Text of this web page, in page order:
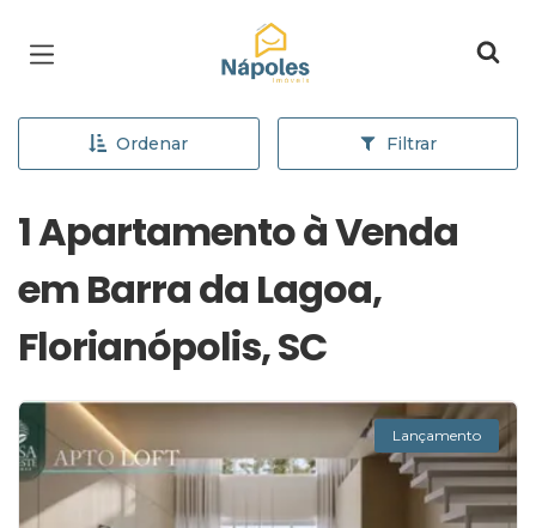
Página inicial
Ordenar Filtrar
1 Apartamento à Venda
em Barra da Lagoa,
Florianópolis, SC
Lançamento